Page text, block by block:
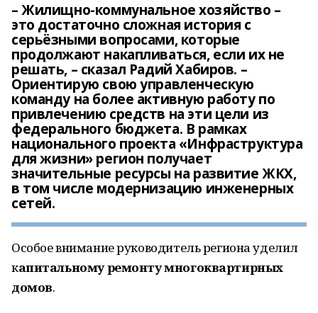
– Жилищно-коммунальное хозяйство –
это достаточно сложная история с
серьёзными вопросами, которые
продолжают накапливаться, если их не
решать, – сказал Радий Хабиров. –
Ориентирую свою управленческую
команду на более активную работу по
привлечению средств на эти цели из
федерального бюджета. В рамках
национального проекта «Инфраструктура
для жизни» регион получает
значительные ресурсы на развитие ЖКХ,
в том числе модернизацию инженерных
сетей.
Особое внимание руководитель региона уделил
капитальному ремонту многоквартирных
домов.